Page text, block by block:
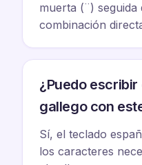
muerta (¨)
combinación
¿Puedo
gallego con
Sí, el teclado
los caracteres